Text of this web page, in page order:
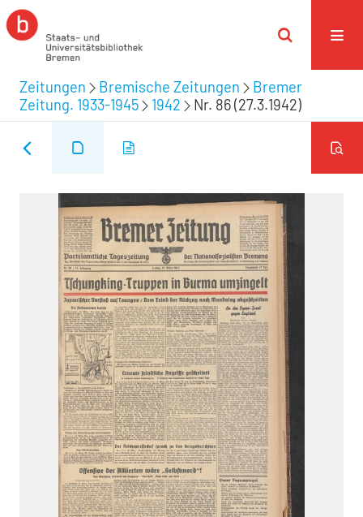
Zeitungen Bremische Zeitungen
Bremer
Zeitung. 1933-1945
1942 Nr. 86 (27.3.1942)